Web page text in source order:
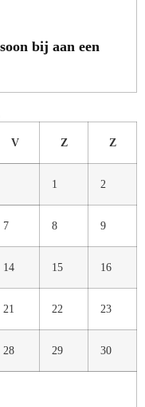
bij aan een
V Z Z
1 2
7 8 9
14 15 16
21 22 23
28 29 30